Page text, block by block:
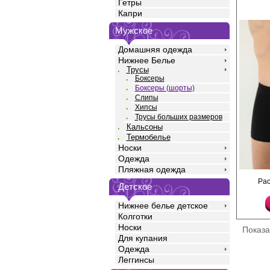
Гетры
Капри
Мужское
Домашняя одежда
Нижнее Белье
Трусы
Боксеры
Боксеры (шорты)
Слипы
Хипсы
Трусы больших размеров
Кальсоны
Термобелье
Носки
Одежда
Пляжная одежда
Детское
Нижнее белье детское
Колготки
Носки
Для купания
Одежда
Леггинсы
Трусы- боксеры
однотонные,
профилированным
резинкой.
Хлопок 95%